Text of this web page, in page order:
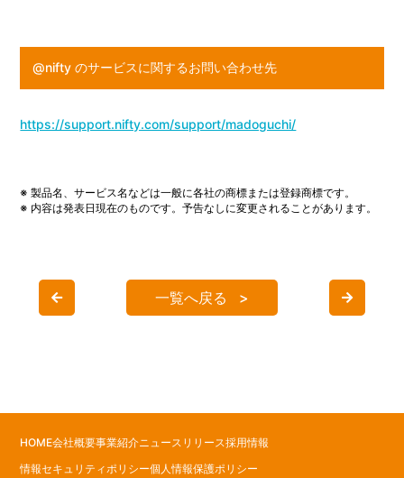
@nifty のサービスに関するお問い合わせ先
https://support.nifty.com/support/madoguchi/
※ 製品名、サービス名などは一般に各社の商標または登録商標です。
※ 内容は発表日現在のものです。予告なしに変更されることがあります。
一覧へ戻る
HOME会社概要事業紹介ニュースリリース採用情報
情報セキュリティポリシー個人情報保護ポリシー